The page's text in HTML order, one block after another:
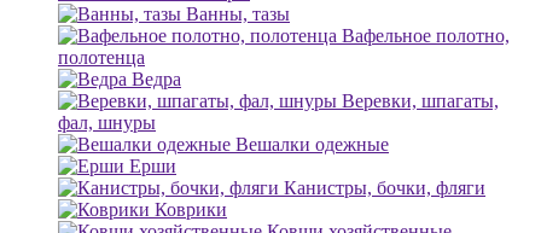
Ванны, тазы
Вафельное полотно,
полотенца
Ведра
Веревки, шпагаты,
фал, шнуры
Вешалки одежные
Ерши
Канистры, бочки, фляги
Коврики